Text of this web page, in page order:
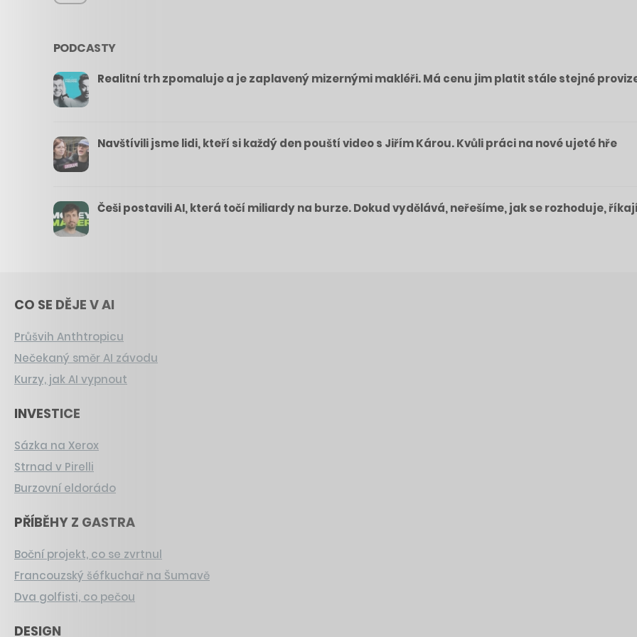
PODCASTY
Realitní trh zpomaluje a je zaplavený mizernými makléři. Má cenu jim platit stále stejné
Navštívili jsme lidi, kteří si každý den pouští video s Jiřím Károu. Kvůli práci na nové ujeté hře
Češi postavili AI, která točí miliardy na burze. Dokud vydělává, neřešíme, jak se rozhoduje,
CO SE DĚJE V AI
Průšvih Anthtropicu
Nečekaný směr AI závodu
Kurzy, jak AI vypnout
INVESTICE
Sázka na Xerox
Strnad v Pirelli
Burzovní eldorádo
PŘÍBĚHY Z GASTRA
Boční projekt, co se zvrtnul
Francouzský šéfkuchař na Šumavě
Dva golfisti, co pečou
DESIGN